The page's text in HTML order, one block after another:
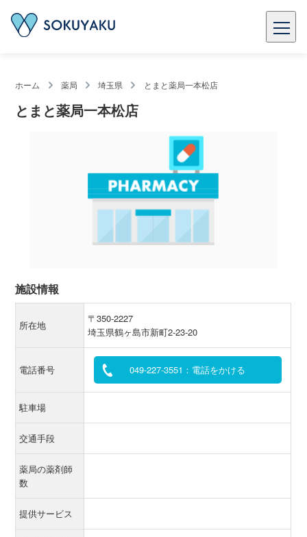
ホーム 薬局 埼玉県 とまと薬局一本松店
とまと薬局一本松店
施設情報
所在地
〒350-2227
埼玉県鶴ヶ島市新町2-23-20
電話番号 049-227-3551：電話をかける
駐車場
交通手段
薬局の薬剤師
数
提供サービス